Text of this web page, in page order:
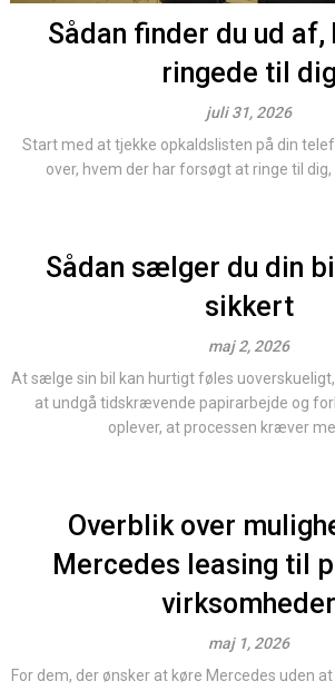
Sådan finder du ud af,
ringede til dig
juli 31, 2026
Start med at tjekke opkaldslisten på din
over, hvem der har forsøgt at ringe til dig,
Sådan sælger du din
sikkert
maj 2, 2026
At sælge sin bil kan hurtigt føles
at undgå tidskrævende papirarbejde og
oplever, at processen kræver
Overblik over
Mercedes leasing til
virksomheder
maj 1, 2026
For dem, der ønsker at køre Mercedes uden